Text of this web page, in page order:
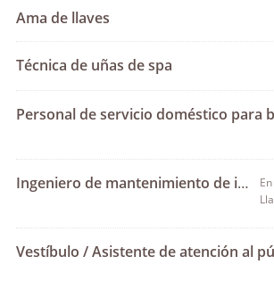
Ama de llaves
Técnica de uñas de spa
Ingeniero de mantenimiento de instalaciones
En